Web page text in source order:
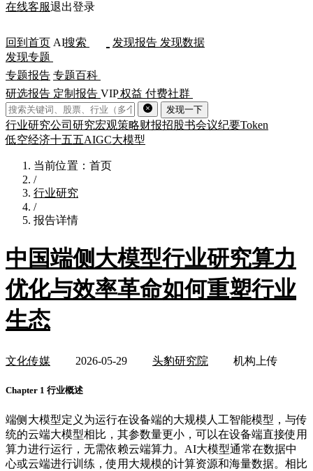
在线客服退出登录
回到首页 AI搜索 发现报告 发现数据
发现专题
专题报告 专题百科
研选报告 定制报告 VIP权益 付费社群
发现一下
行业研究公司研究宏观策略财报招股书会议纪要Token
低空经济十五五AIGC大模型
当前位置：首页
/
行业研究
/
报告详情
中国端侧大模型行业研究算力
优化与效率革命如何重塑行业
生态
文化传媒 2026-05-29 头豹研究院 机构上传
Chapter 1 行业概述
端侧大模型定义为运行在设备端的大规模人工智能模型，与传
统的云端大模型相比，其参数量更小，可以在设备端直接使用
算力进行运行，无需依赖云端算力。AI大模型通常在数据中
心或云端进行训练，使用大规模的计算资源和海量数据。相比